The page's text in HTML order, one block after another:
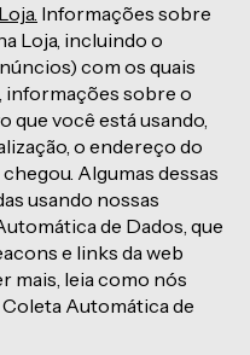
Informações sobre
Loja, incluindo o
com os quais
informações sobre o
que você está usando,
o endereço do
Algumas dessas
usando nossas
de Dados, que
e links da web
mais, leia como nós
Automática de